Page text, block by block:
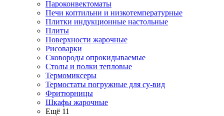
Пароконвектоматы
Печи коптильни и низкотемпературные
Плитки индукционные настольные
Плиты
Поверхности жарочные
Рисоварки
Сковороды опрокидываемые
Столы и полки тепловые
Термомиксеры
Термостаты погружные для су-вид
Фритюрницы
Шкафы жарочные
Ещё 11